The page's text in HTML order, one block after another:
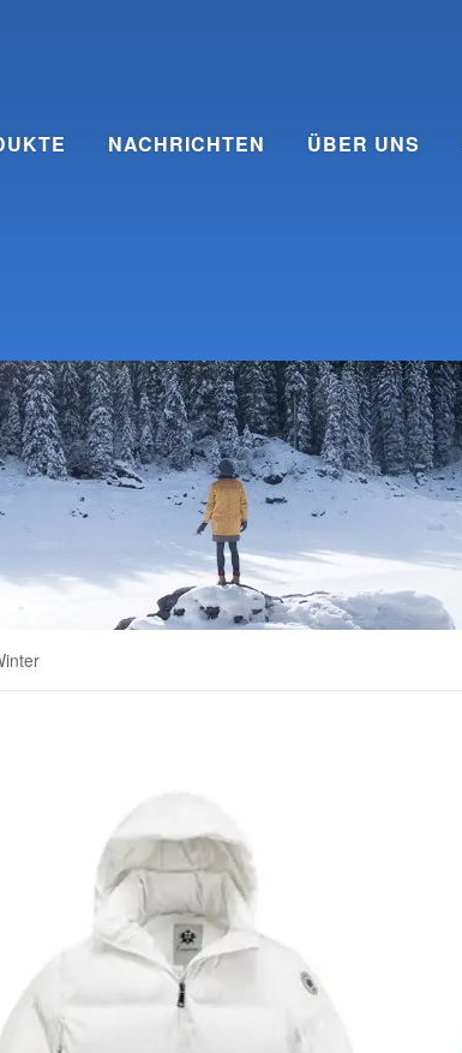
NACHRICHTEN ÜBER UNS